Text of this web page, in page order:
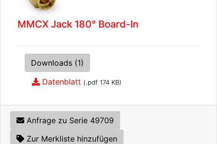
MMCX Jack 180° Board-In
Downloads (1)
Datenblatt (.pdf 174 KB)
Anfrage zu Serie 49709
Zur Merkliste hinzufügen